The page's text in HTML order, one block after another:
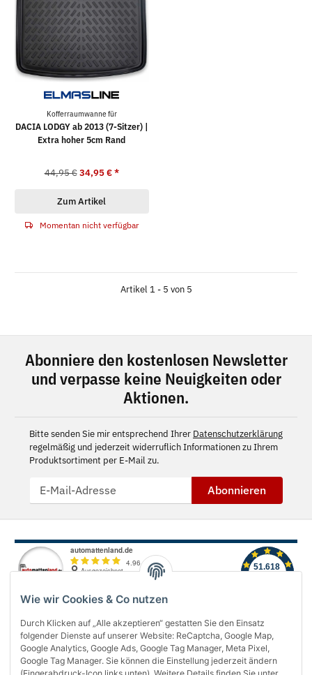
Wie wir Cookies & Co nutzen
Durch Klicken auf „Alle akzeptieren“ gestatten Sie den Einsatz
folgender Dienste auf unserer Website: ReCaptcha, Google Map,
Google Analytics, Google Ads, Google Tag Manager, Meta Pixel,
Google Tag Manager. Sie können die Einstellung jederzeit ändern
Kofferraumwanne für
DACIA LODGY ab 2013 (7-Sitzer) |
Extra hoher 5cm Rand
44,95 € 34,95 €*
Zum Artikel
Momentan nicht verfügbar
Artikel 1 - 5 von 5
Abonniere den kostenlosen Newsletter
und verpasse keine Neuigkeiten oder
Aktionen.
Bitte senden Sie mir entsprechend Ihrer Datenschutzerklärung
regelmäßig und jederzeit widerruflich Informationen zu Ihrem
Produktsortiment per E-Mail zu.
Abonnieren
Über uns